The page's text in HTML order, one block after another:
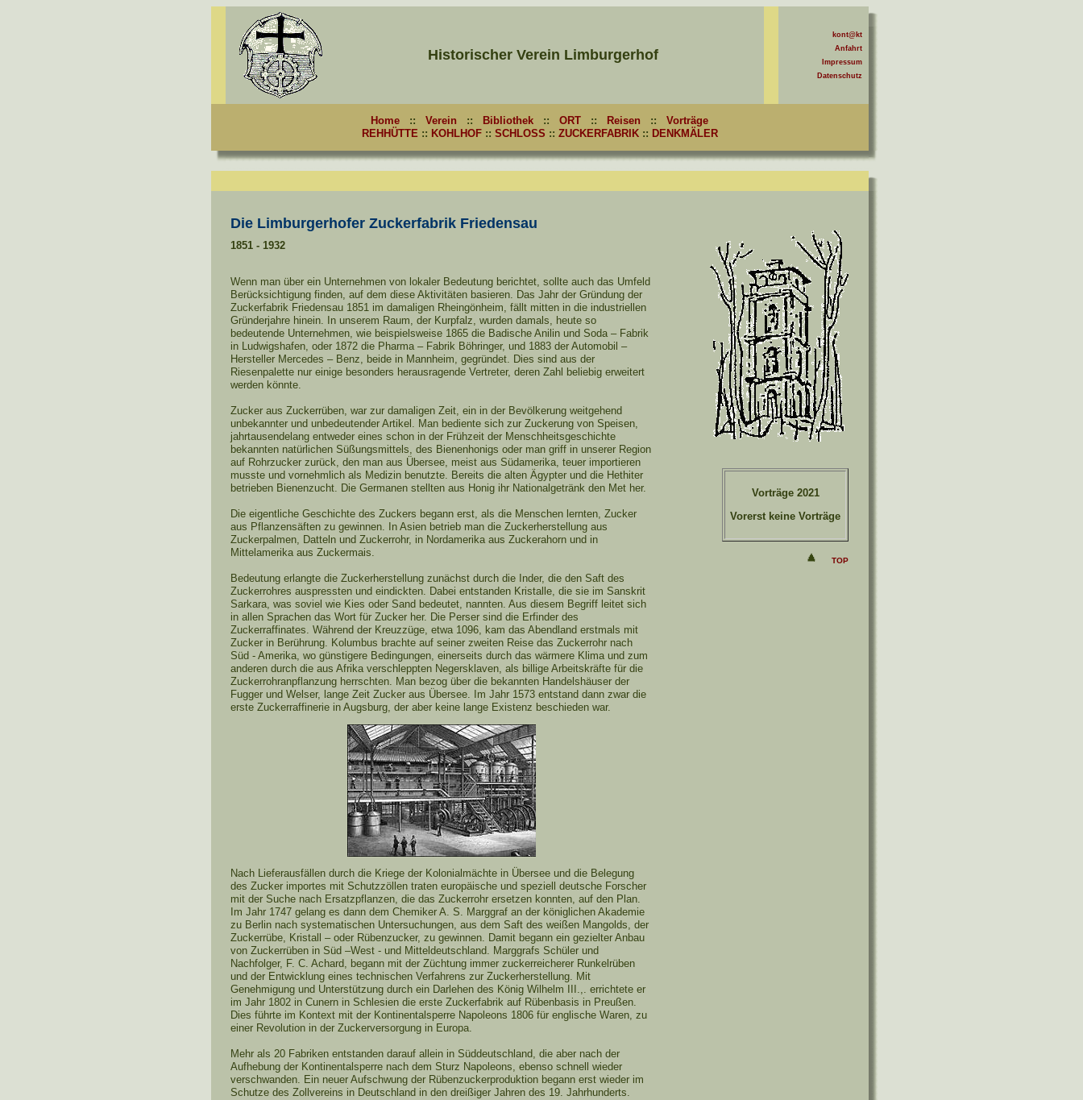
Historischer Verein Limburgerhof
kont@kt
Anfahrt
Impressum
Datenschutz
Home :: Verein :: Bibliothek :: ORT :: Reisen :: Vorträge
REHHÜTTE:: KOHLHOF:: SCHLOSS :: ZUCKERFABRIK:: DENKMÄLER
Die Limburgerhofer Zuckerfabrik Friedensau
1851 - 1932
Wenn man über ein Unternehmen von lokaler Bedeutung berichtet, sollte auch das Umfeld
Berücksichtigung finden, auf dem diese Aktivitäten basieren. Das Jahr der Gründung der
Zuckerfabrik Friedensau 1851 im damaligen Rheingönheim, fällt mitten in die industriellen
Gründerjahre hinein. In unserem Raum, der Kurpfalz, wurden damals, heute so
bedeutende Unternehmen, wie beispielsweise 1865 die Badische Anilin und Soda – Fabrik
in Ludwigshafen, oder 1872 die Pharma – Fabrik Böhringer, und 1883 der Automobil –
Hersteller Mercedes – Benz, beide in Mannheim, gegründet. Dies sind aus der
Riesenpalette nur einige besonders herausragende Vertreter, deren Zahl beliebig erweitert
werden könnte.
Zucker aus Zuckerrüben, war zur damaligen Zeit, ein in der Bevölkerung weitgehend
unbekannter und unbedeutender Artikel. Man bediente sich zur Zuckerung von Speisen,
jahrtausendelang entweder eines schon in der Frühzeit der Menschheitsgeschichte
bekannten natürlichen Süßungsmittels, des Bienenhonigs oder man griff in unserer Region
auf Rohrzucker zurück, den man aus Übersee, meist aus Südamerika, teuer importieren
musste und vornehmlich als Medizin benutzte. Bereits die alten Ägypter und die Hethiter
betrieben Bienenzucht. Die Germanen stellten aus Honig ihr Nationalgetränk den Met her.
Die eigentliche Geschichte des Zuckers begann erst, als die Menschen lernten, Zucker
aus Pflanzensäften zu gewinnen. In Asien betrieb man die Zuckerherstellung aus
Zuckerpalmen, Datteln und Zuckerrohr, in Nordamerika aus Zuckerahorn und in
Mittelamerika aus Zuckermais.
Bedeutung erlangte die Zuckerherstellung zunächst durch die Inder, die den Saft des
Zuckerrohres auspressten und eindickten. Dabei entstanden Kristalle, die sie im Sanskrit
Sarkara, was soviel wie Kies oder Sand bedeutet, nannten. Aus diesem Begriff leitet sich
in allen Sprachen das Wort für Zucker her. Die Perser sind die Erfinder des
Zuckerraffinates. Während der Kreuzzüge, etwa 1096, kam das Abendland erstmals mit
Zucker in Berührung. Kolumbus brachte auf seiner zweiten Reise das Zuckerrohr nach
Süd - Amerika, wo günstigere Bedingungen, einerseits durch das wärmere Klima und zum
anderen durch die aus Afrika verschleppten Negersklaven, als billige Arbeitskräfte für die
Zuckerrohranpflanzung herrschten. Man bezog über die bekannten Handelshäuser der
Fugger und Welser, lange Zeit Zucker aus Übersee. Im Jahr 1573 entstand dann zwar die
erste Zuckerraffinerie in Augsburg, der aber keine lange Existenz beschieden war.
Nach Lieferausfällen durch die Kriege der Kolonialmächte in Übersee und die Belegung
des Zucker importes mit Schutzzöllen traten europäische und speziell deutsche Forscher
mit der Suche nach Ersatzpflanzen, die das Zuckerrohr ersetzen konnten, auf den Plan.
Im Jahr 1747 gelang es dann dem Chemiker A. S. Marggraf an der königlichen Akademie
zu Berlin nach systematischen Untersuchungen, aus dem Saft des weißen Mangolds, der
Zuckerrübe, Kristall – oder Rübenzucker, zu gewinnen. Damit begann ein gezielter Anbau
von Zuckerrüben in Süd –West - und Mitteldeutschland. Marggrafs Schüler und
Nachfolger, F. C. Achard, begann mit der Züchtung immer zuckerreicherer Runkelrüben
und der Entwicklung eines technischen Verfahrens zur Zuckerherstellung. Mit
Genehmigung und Unterstützung durch ein Darlehen des König Wilhelm III.,. errichtete er
im Jahr 1802 in Cunern in Schlesien die erste Zuckerfabrik auf Rübenbasis in Preußen.
Dies führte im Kontext mit der Kontinentalsperre Napoleons 1806 für englische Waren, zu
einer Revolution in der Zuckerversorgung in Europa.
Mehr als 20 Fabriken entstanden darauf allein in Süddeutschland, die aber nach der
Aufhebung der Kontinentalsperre nach dem Sturz Napoleons, ebenso schnell wieder
verschwanden. Ein neuer Aufschwung der Rübenzuckerproduktion begann erst wieder im
Schutze des Zollvereins in Deutschland in den dreißiger Jahren des 19. Jahrhunderts.
Vorträge 2021
Vorerst keine Vorträge
TOP